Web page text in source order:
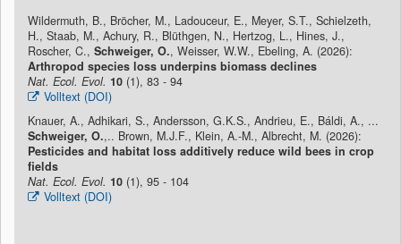
Wildermuth, B., Bröcher, M., Ladouceur, E., Meyer, S.T., Schielzeth,
H., Staab, M., Achury, R., Blüthgen, N., Hertzog, L., Hines, J.,
Roscher, C., Schweiger, O., Weisser, W.W., Ebeling, A. (2026):
Arthropod species loss underpins biomass declines
Nat. Ecol. Evol. 10 (1), 83 - 94
Volltext (DOI)
Knauer, A., Adhikari, S., Andersson, G.K.S., Andrieu, E., Báldi, A., ...
Schweiger, O.,.. Brown, M.J.F., Klein, A.-M., Albrecht, M. (2026):
Pesticides and habitat loss additively reduce wild bees in crop
fields
Nat. Ecol. Evol. 10 (1), 95 - 104
Volltext (DOI)